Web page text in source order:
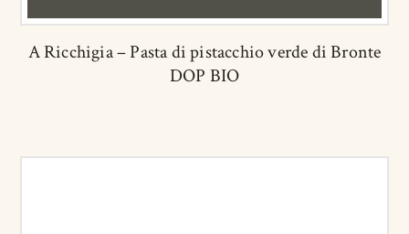
A Ricchigia – Pasta di pistacchio verde di Bronte
DOP BIO